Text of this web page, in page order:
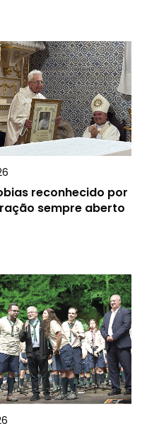
reconhecido por
sempre aberto